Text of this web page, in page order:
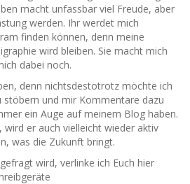
macht unfassbar viel Freude, aber
werden. Ihr werdet mich
finden können, denn meine
wird bleiben. Sie macht mich
dabei noch.
denn nichtsdestotrotz möchte ich
stöbern und mir Kommentare dazu
ein Auge auf meinem Blog haben.
er auch vielleicht wieder aktiv
was die Zukunft bringt.
wird, verlinke ich Euch hier